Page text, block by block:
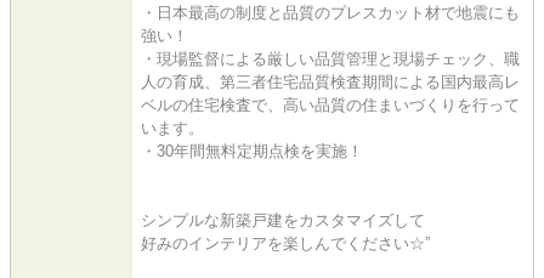
・日本最高の制度と品質のプレスカット材で地震にも
強い！
・現場監督による厳しい品質管理と現場チェック、職
人の育成、第三者住宅品質検査期間による国内最高レ
ベルの住宅検査で、高い品質の住まいづくりを行って
います。
・30年間無料定期点検を実施！
シンプルな新築戸建をカスタマイズして
好みのインテリアを楽しんでください☆”